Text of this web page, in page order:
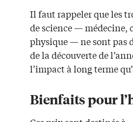
Il faut rappeler que les
de science — médecine,
physique — ne sont pas
de la découverte de
l’impact à long terme
Bienfaits pour